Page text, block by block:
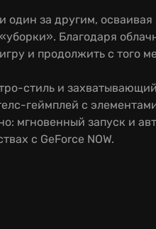
один за другим,
Благодаря
и продолжить с того
стиль и
геймплей с
мгновенный запуск и
с GeForce NOW.